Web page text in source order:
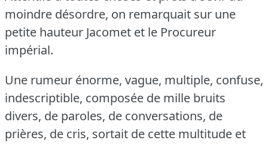
moindre désordre, on remarquait sur une
petite hauteur Jacomet et le Procureur
impérial.
Une rumeur énorme, vague, multiple, confuse,
indescriptible, composée de mille bruits
divers, de paroles, de conversations, de
prières, de cris, sortait de cette multitude et